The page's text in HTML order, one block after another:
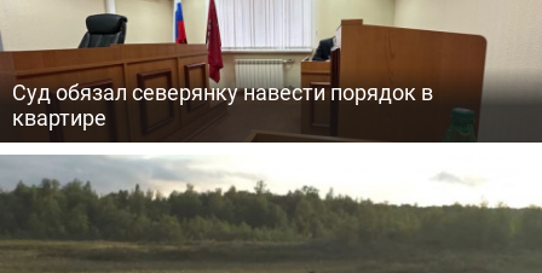
Суд обязал северянку навести порядок в
квартире